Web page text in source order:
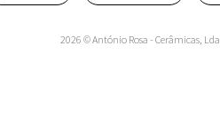
2026 © António Rosa - Cerâmicas, Lda